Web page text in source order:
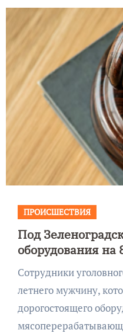
ПРОИСШЕСТВИЯ
Под
оборудования на
Сотрудники уголовного розыска задержали 23-
летнего мужчину,
дорогостоящего